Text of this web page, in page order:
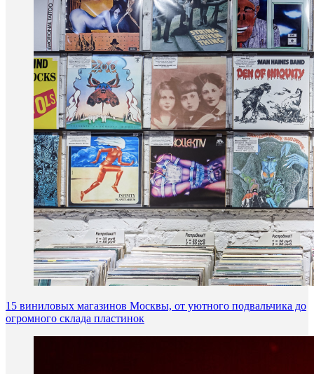
15 виниловых магазинов Москвы, от уютного подвальчика до
огромного склада пластинок